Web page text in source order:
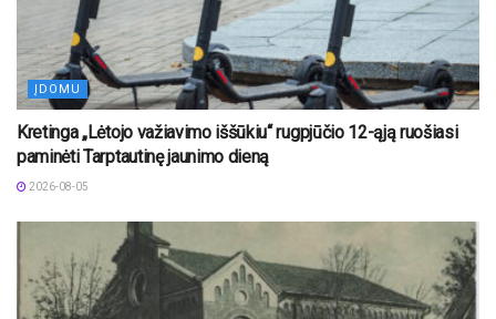
ĮDOMU
Kretinga „Lėtojo važiavimo iššūkiu“ rugpjūčio 12-ąją ruošiasi
paminėti Tarptautinę jaunimo dieną
2026-08-05